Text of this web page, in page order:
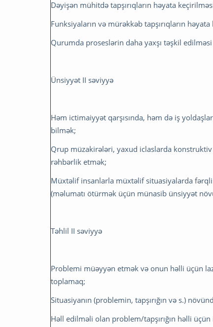
Dəyişən mühitdə tapşırıqların həyata
Funksiyaların və mürəkkəb tapşırıqların
Qurumda proseslərin daha yaxşı təşkil
Ünsiyyət II səviyyə
Həm ictimaiyyət qarşısında, həm də iş
bilmək;
Qrup müzakirələri, yaxud iclaslarda
rəhbərlik etmək;
Müxtəlif insanlarla müxtəlif situasiyalarda
(məlumatı ötürmək üçün münasib ünsiyyət
Təhlil II səviyyə
Problemi müəyyən etmək və onun həlli üçün
toplamaq;
Situasiyanın (problemin, tapşırığın və s.)
Həll edilməli olan problem/tapşırığın həlli